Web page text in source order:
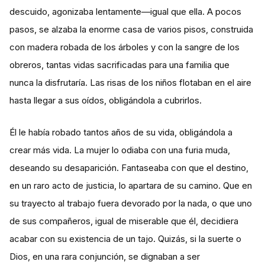
descuido, agonizaba lentamente—igual que ella. A pocos
pasos, se alzaba la enorme casa de varios pisos, construida
con madera robada de los árboles y con la sangre de los
obreros, tantas vidas sacrificadas para una familia que
nunca la disfrutaría. Las risas de los niños flotaban en el aire
hasta llegar a sus oídos, obligándola a cubrirlos.
Él le había robado tantos años de su vida, obligándola a
crear más vida. La mujer lo odiaba con una furia muda,
deseando su desaparición. Fantaseaba con que el destino,
en un raro acto de justicia, lo apartara de su camino. Que en
su trayecto al trabajo fuera devorado por la nada, o que uno
de sus compañeros, igual de miserable que él, decidiera
acabar con su existencia de un tajo. Quizás, si la suerte o
Dios, en una rara conjunción, se dignaban a ser